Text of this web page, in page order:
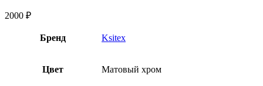
2000 ₽
Бренд Ksitex
Цвет Матовый хром